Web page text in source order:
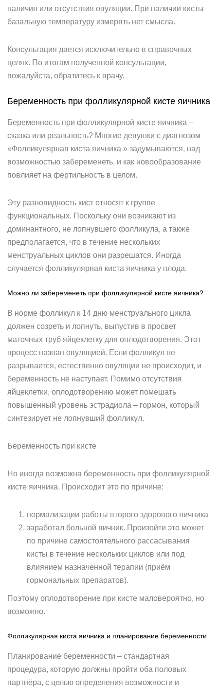
наличия или отсутствия овуляции. При наличии кисты
базальную температуру измерять нет смысла.
Консультация дается исключительно в справочных
целях. По итогам полученной консультации,
пожалуйста, обратитесь к врачу.
Беременность при фолликулярной кисте яичника
Беременность при фолликулярной кисте яичника –
сказка или реальность? Многие девушки с диагнозом
«Фолликулярная киста яичника » задумываются, над
возможностью забеременеть, и как новообразование
повлияет на фертильность в целом.
Эту разновидность кист относят к группе
функциональных. Поскольку они возникают из
доминантного, не лопнувшего фолликула, а также
предполагается, что в течение нескольких
менструальных циклов они разрешатся. Иногда
случается фолликулярная киста яичника у плода.
Можно ли забеременеть при фолликулярной кисте яичника?
В норме фолликул к 14 дню менструального цикла
должен созреть и лопнуть, выпустив в просвет
маточных труб яйцеклетку для оплодотворения. Этот
процесс назван овуляцией. Если фолликул не
разрывается, естественно овуляции не происходит, и
беременность не наступает. Помимо отсутствия
яйцеклетки, оплодотворению может помешать
повышенный уровень эстрадиола – гормон, который
синтезирует не лопнувший фолликул.
Беременность при кисте
Но иногда возможна беременность при фолликулярной
кисте яичника. Происходит это по причине:
нормализации работы второго здорового яичника
заработал больной яичник. Произойти это может
по причине самостоятельного рассасывания
кисты в течение нескольких циклов или под
влиянием назначенной терапии (приём
гормональных препаратов).
Поэтому оплодотворение при кисте маловероятно, но
возможно.
Фолликулярная киста яичника и планирование беременности
Планирование беременности – стандартная
процедура, которую должны пройти оба половых
партнёра, с целью определения возможности и